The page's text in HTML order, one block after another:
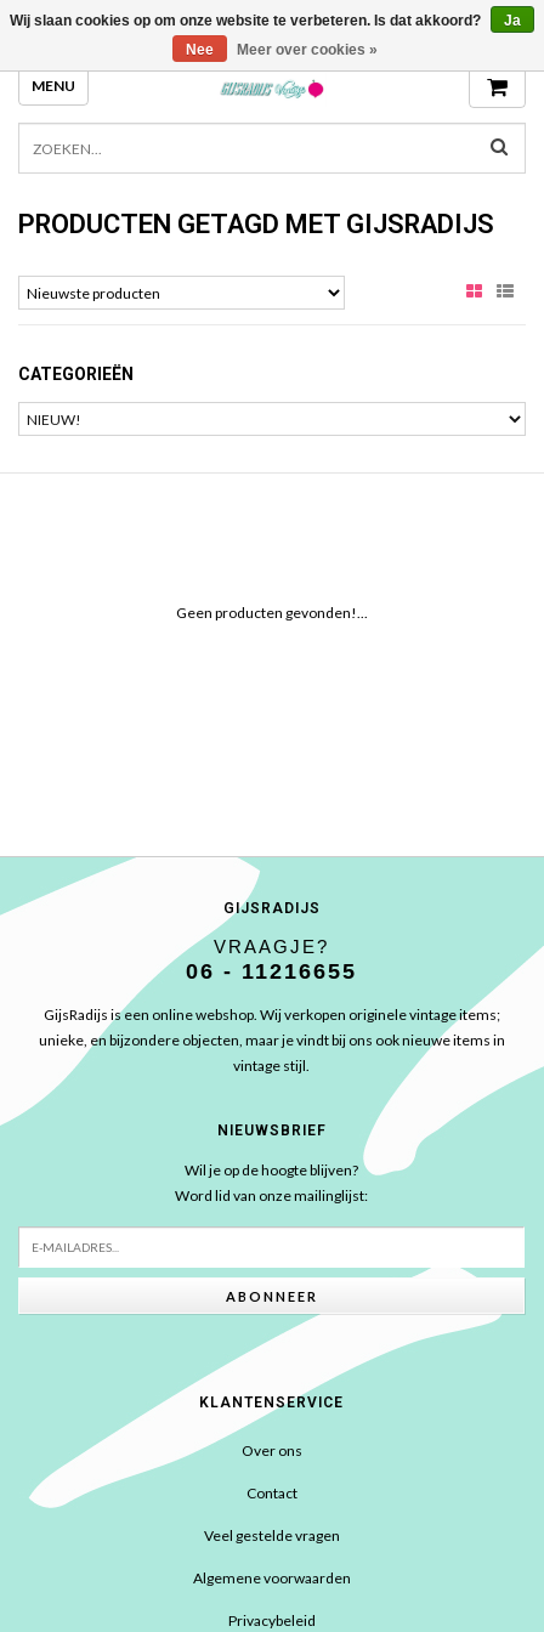
GIJSRADIJS.NL
MENU
PRODUCTEN GETAGD MET GIJSRADIJS
CATEGORIEËN
Geen producten gevonden!...
GIJSRADIJS
VRAAGJE?
06 - 11216655
GijsRadijs is een online webshop. Wij verkopen originele vintage items;
unieke, en bijzondere objecten, maar je vindt bij ons ook nieuwe items in
vintage stijl.
NIEUWSBRIEF
Wil je op de hoogte blijven?
Word lid van onze mailinglijst:
ABONNEER
KLANTENSERVICE
Over ons
Contact
Veel gestelde vragen
Algemene voorwaarden
Privacybeleid
Wij slaan cookies op om onze website te verbeteren. Is dat akkoord?
Ja
Nee
Meer over cookies »